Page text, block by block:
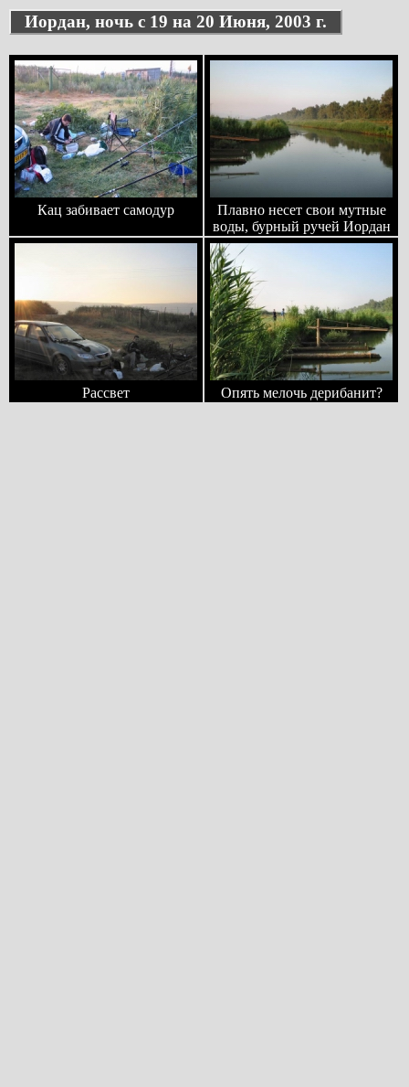
Иордан, ночь с 19 на 20 Июня, 2003 г.
Кац забивает самодур
Плавно несет свои мутные
воды, бурный ручей Иордан
Рассвет Опять мелочь дерибанит?